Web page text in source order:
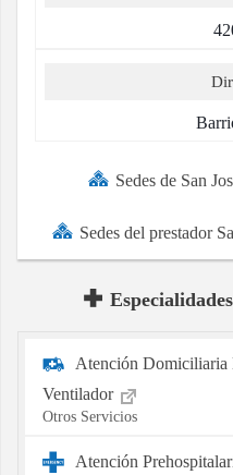
Sedes de San
Sedes del prestador
Atención Domiciliaria
Ventilador
Otros Servicios
Atención